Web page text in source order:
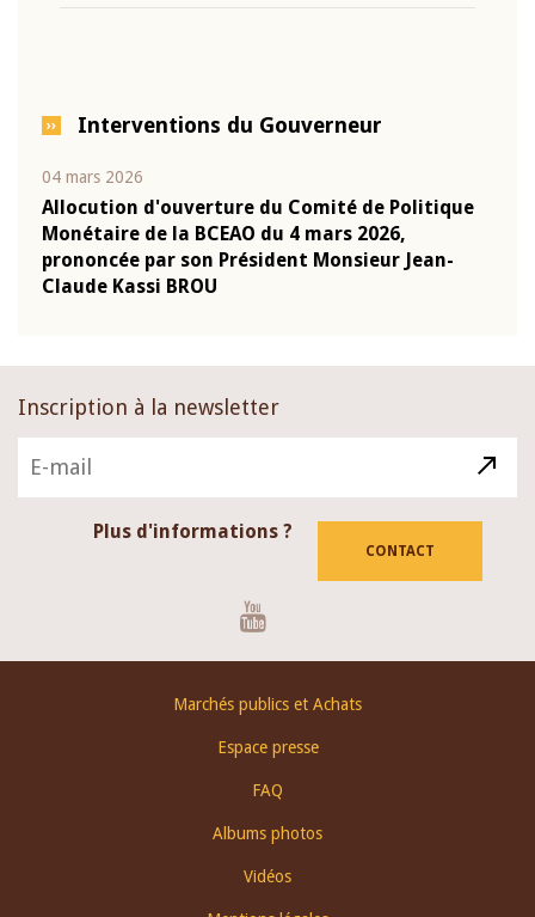
Interventions du Gouverneur
04 mars 2026
Allocution d'ouverture du Comité de Politique
Monétaire de la BCEAO du 4 mars 2026,
prononcée par son Président Monsieur Jean-
Claude Kassi BROU
Inscription à la newsletter
Plus d'informations ?
CONTACT
Marchés publics et Achats
Espace presse
FAQ
Albums photos
Vidéos